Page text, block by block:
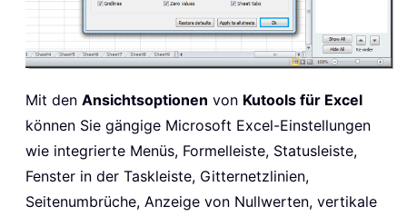
Mit den Ansichtsoptionen von Kutools für Excel
können Sie gängige Microsoft Excel-Einstellungen
wie integrierte Menüs, Formelleiste, Statusleiste,
Fenster in der Taskleiste, Gitternetzlinien,
Seitenumbrüche, Anzeige von Nullwerten, vertikale